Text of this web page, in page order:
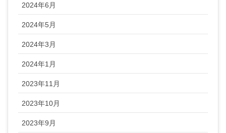
2024年6月
2024年5月
2024年3月
2024年1月
2023年11月
2023年10月
2023年9月